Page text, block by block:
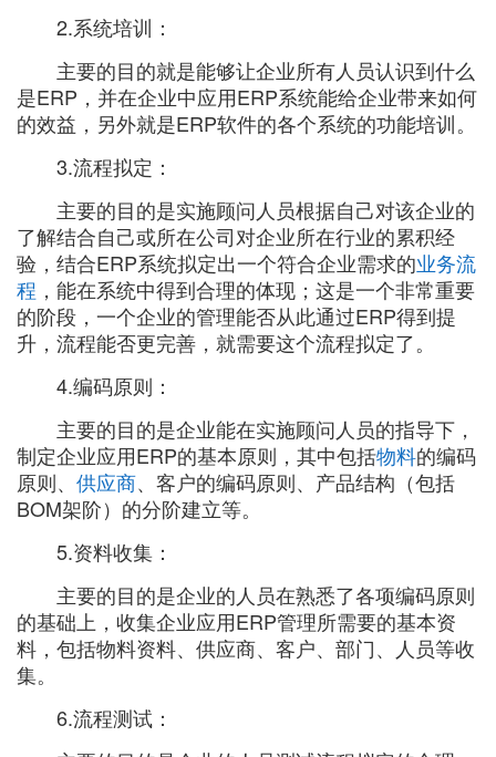
2.系统培训：
主要的目的就是能够让企业所有人员认识到什么
是ERP，并在企业中应用ERP系统能给企业带来如何
的效益，另外就是ERP软件的各个系统的功能培训。
3.流程拟定：
主要的目的是实施顾问人员根据自己对该企业的
了解结合自己或所在公司对企业所在行业的累积经
验，结合ERP系统拟定出一个符合企业需求的业务流
程 ，能在系统中得到合理的体现；这是一个非常重要
的阶段，一个企业的管理能否从此通过ERP得到提
升，流程能否更完善，就需要这个流程拟定了。
4.编码原则：
主要的目的是企业能在实施顾问人员的指导下，
制定企业应用ERP的基本原则，其中包括物料的编码
原则、 供应商、客户的编码原则、产品结构（包括
BOM架阶）的分阶建立等。
5.资料收集：
主要的目的是企业的人员在熟悉了各项编码原则
的基础上，收集企业应用ERP管理所需要的基本资
料，包括物料资料、供应商、客户、部门、人员等收
集。
6.流程测试：